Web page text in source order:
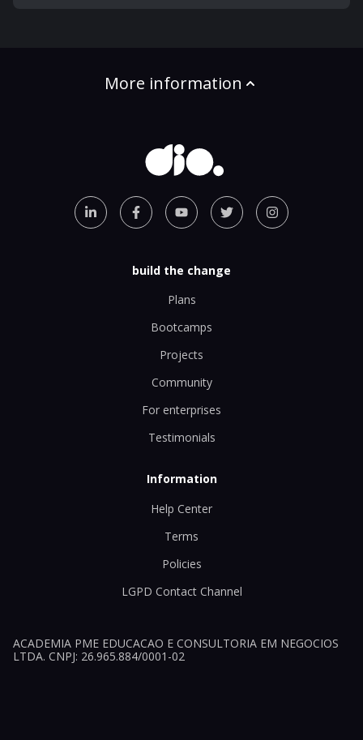
More information
build the change
Plans
Bootcamps
Projects
Community
For enterprises
Testimonials
Information
Help Center
Terms
Policies
LGPD Contact Channel
ACADEMIA PME EDUCACAO E CONSULTORIA EM NEGOCIOS
LTDA. CNPJ: 26.965.884/0001-02